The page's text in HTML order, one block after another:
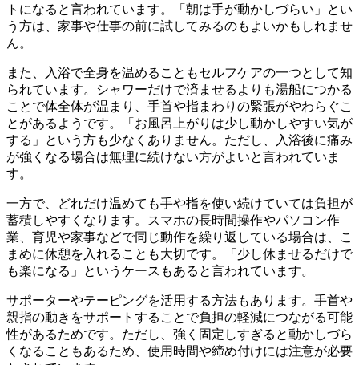
トになると言われています。「朝は手が動かしづらい」とい
う方は、家事や仕事の前に試してみるのもよいかもしれませ
ん。
また、入浴で全身を温めることもセルフケアの一つとして知
られています。シャワーだけで済ませるよりも湯船につかる
ことで体全体が温まり、手首や指まわりの緊張がやわらぐこ
とがあるようです。「お風呂上がりは少し動かしやすい気が
する」という方も少なくありません。ただし、入浴後に痛み
が強くなる場合は無理に続けない方がよいと言われていま
す。
一方で、どれだけ温めても手や指を使い続けていては負担が
蓄積しやすくなります。スマホの長時間操作やパソコン作
業、育児や家事などで同じ動作を繰り返している場合は、こ
まめに休憩を入れることも大切です。「少し休ませるだけで
も楽になる」というケースもあると言われています。
サポーターやテーピングを活用する方法もあります。手首や
親指の動きをサポートすることで負担の軽減につながる可能
性があるためです。ただし、強く固定しすぎると動かしづら
くなることもあるため、使用時間や締め付けには注意が必要